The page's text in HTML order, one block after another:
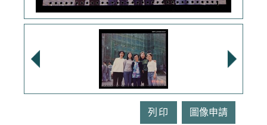
列印